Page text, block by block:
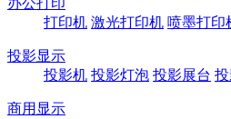
办公打印
打印机 激光打印机 喷墨打印
投影显示
投影机 投影灯泡 投影展台
商用显示